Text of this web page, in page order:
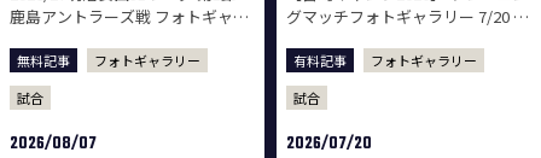
鹿島アントラーズ戦 フォトギャラ
無料記事
フォトギャラリー
試合
2026/08/07
グマッチフォトギャラリー 7/20 vs
有料記事
フォトギャラリー
試合
2026/07/20